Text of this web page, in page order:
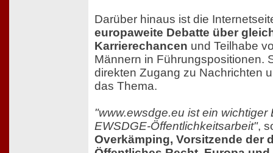
Darüber hinaus ist die
europaweite Debatte über
Karrierechancen und Teilhabe
Männern in Führungspositionen.
direkten Zugang zu Nachrichten
das Thema.
"www.ewsdge.eu ist ein wichtiger
EWSDGE-Öffentlichkeitsarbeit",
Overkämping, Vorsitzende der